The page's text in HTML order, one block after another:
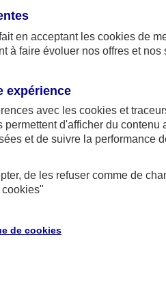
Retraite
en acceptant les cookies de
à faire évoluer nos offres et nos
expérience
avec les cookies et
d'afficher du contenu
et de suivre la performance
de les refuser comme de
cookies"
de cookies